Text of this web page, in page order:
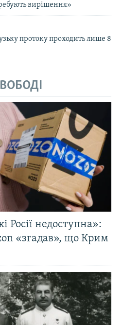
вирішення»
протоку проходить лише 8
Росії недоступна»:
«згадав», що Крим